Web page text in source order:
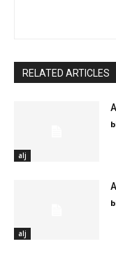
RELATED ARTICLES
alj
alj